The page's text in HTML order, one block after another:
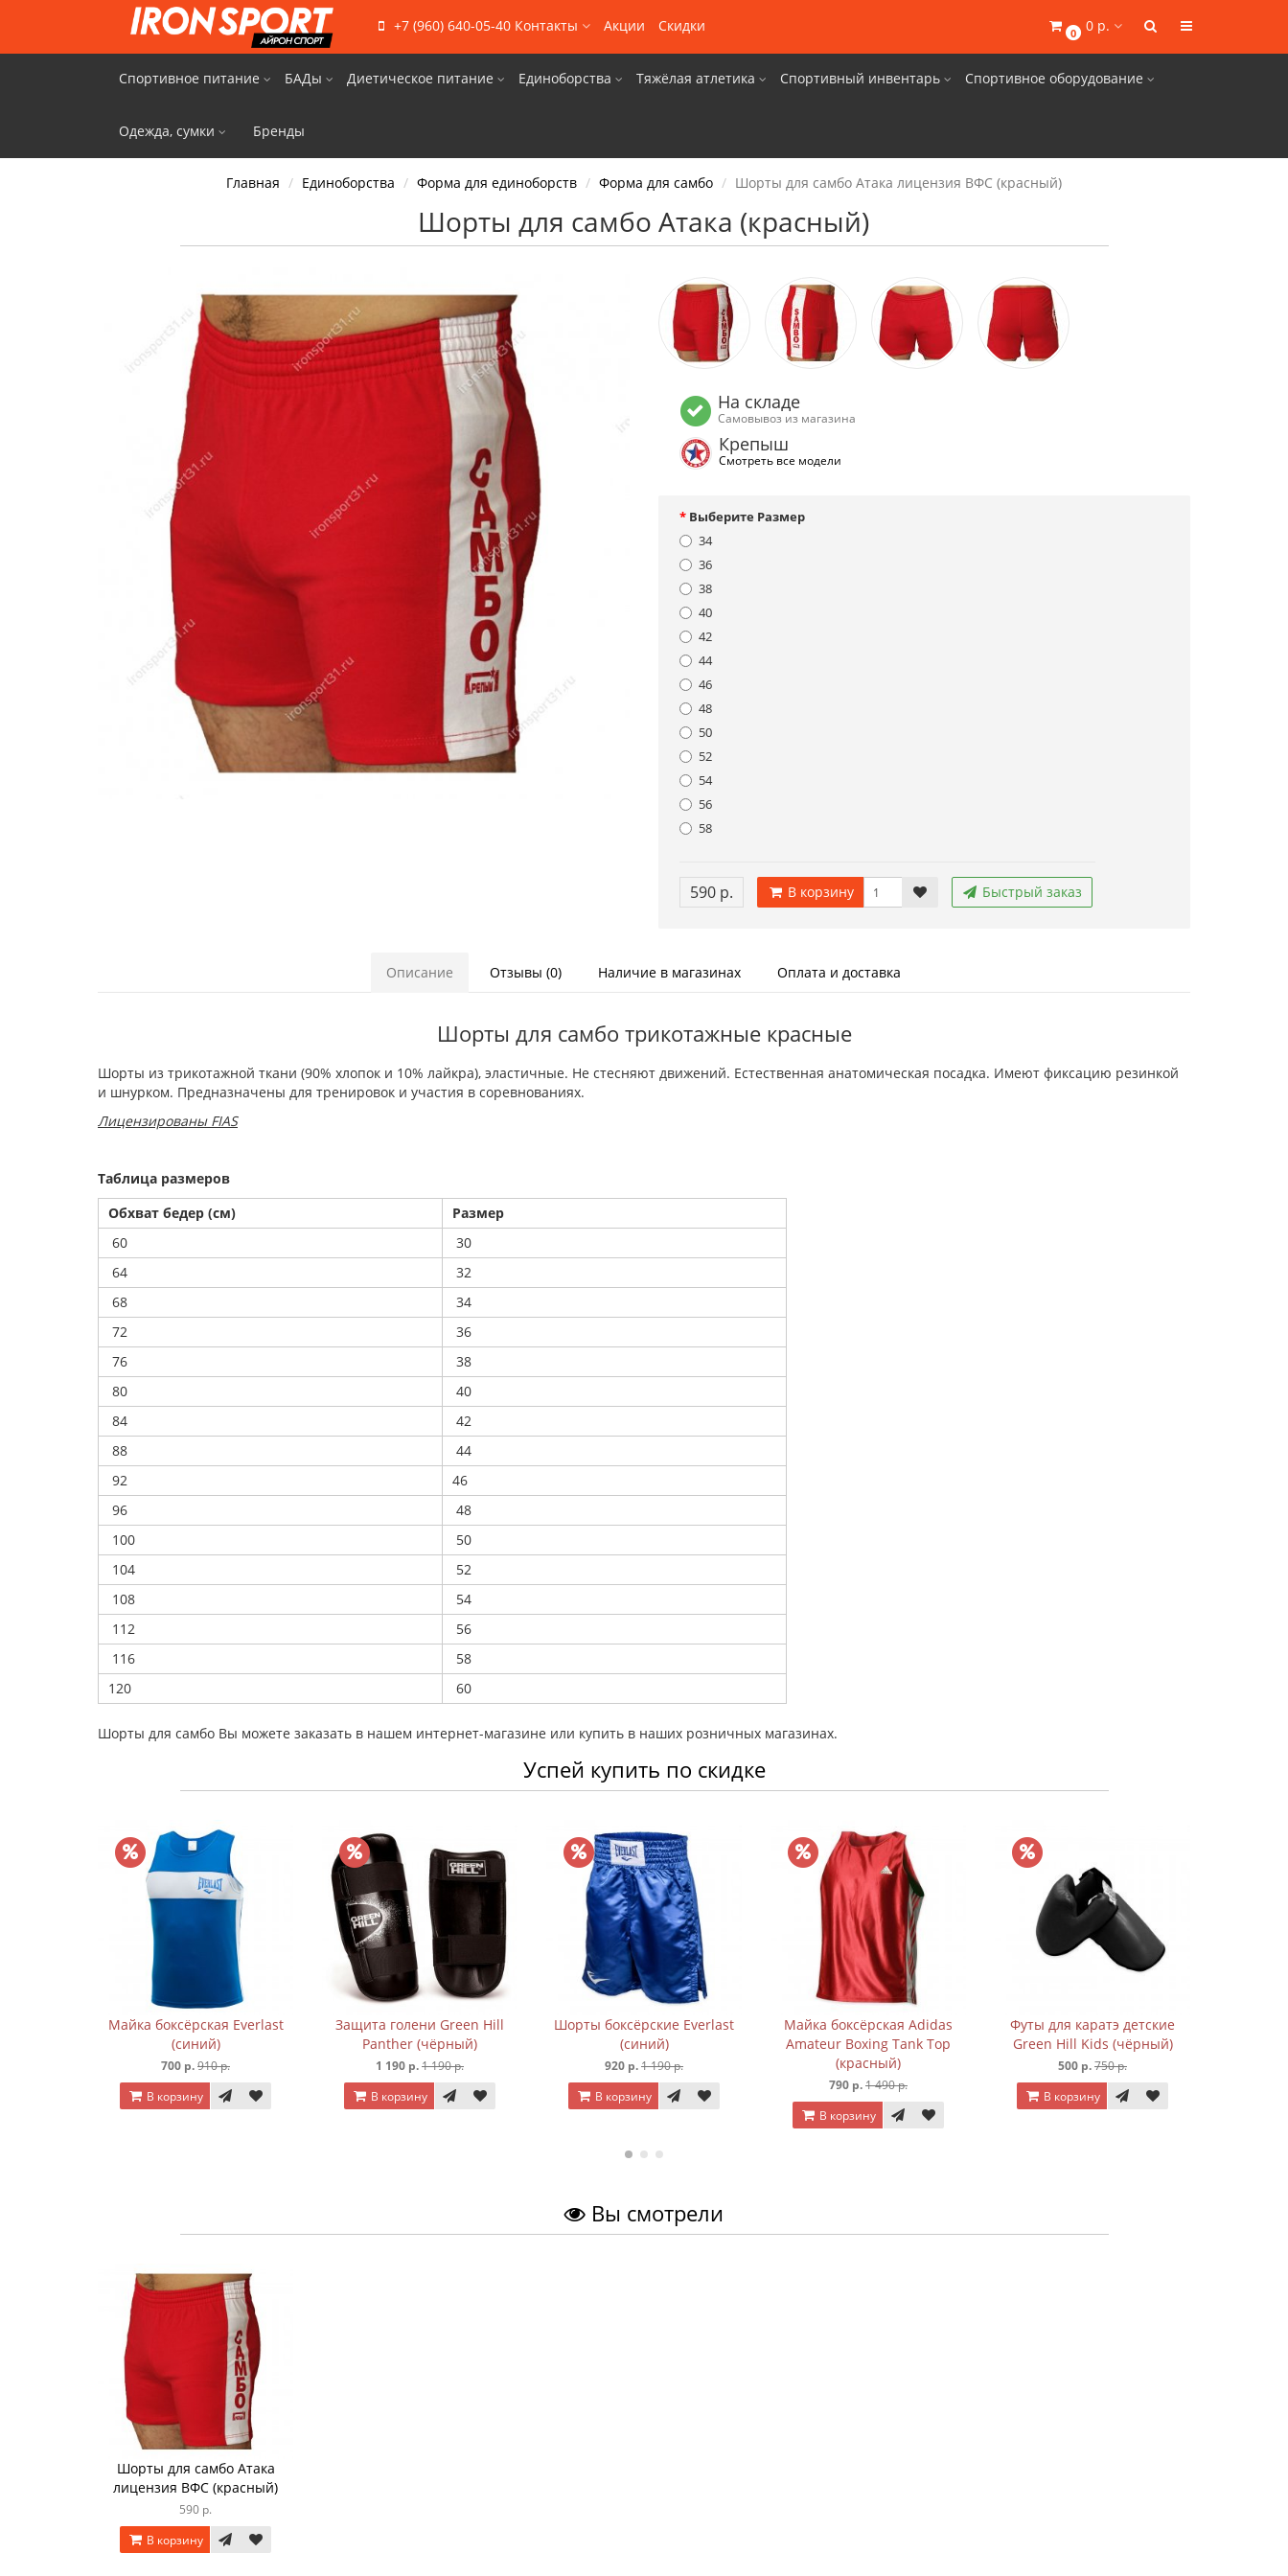
+7 (960) 640-05-40 Контакты Акции Скидки 0 0 р.
Спортивное питание БАДы Диетическое питание Единоборства Тяжёлая атлетика Спортивный инвентарь Спортивное оборудование
Одежда, сумки Бренды
Главная Единоборства Форма для единоборств Форма для самбо Шорты для самбо Атака лицензия ВФС (красный)
Шорты для самбо Атака (красный)
На складе
Самовывоз из магазина
Крепыш
Смотреть все модели
Выберите Размер
34
36
38
40
42
44
46
48
50
52
54
56
58
590 р. В корзину Быстрый заказ
Описание Отзывы (0) Наличие в магазинах Оплата и доставка
Шорты для самбо трикотажные красные
Шорты из трикотажной ткани (90% хлопок и 10% лайкра), эластичные. Не стесняют движений. Естественная анатомическая посадка. Имеют фиксацию резинкой
и шнурком. Предназначены для тренировок и участия в соревнованиях.
Лицензированы FIAS
Таблица размеров
Обхват бедер (см)
Размер
60
30
64
32
68
34
72
36
76
38
80
40
84
42
88
44
92
46
96
48
100
50
104
52
108
54
112
56
116
58
120
60
Шорты для самбо Вы можете заказать в нашем интернет-магазине или купить в наших розничных магазинах.
Успей купить по скидке
Майка боксёрская Everlast
(синий)
700 р.910 р.
В корзину
Защита голени Green Hill
Panther (чёрный)
1 190 р.1 190 р.
В корзину
Шорты боксёрские Everlast
(синий)
920 р.1 190 р.
В корзину
Майка боксёрская Adidas
Amateur Boxing Tank Top
(красный)
790 р.1 490 р.
В корзину
Футы для каратэ детские
Green Hill Kids (чёрный)
500 р.750 р.
В корзину
Вы смотрели
Шорты для самбо Атака
лицензия ВФС (красный)
590 р.
В корзину